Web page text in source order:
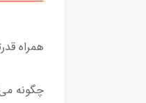
همراه
چگونه